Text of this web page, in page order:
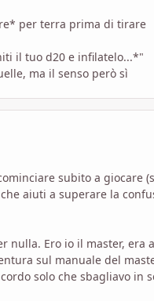
per terra prima di tirare
il tuo d20 e infilatelo...*"
ma il senso però sì
subito a giocare
aiuti a superare la
nulla. Ero io il master,
sul manuale del
solo che sbagliavo in